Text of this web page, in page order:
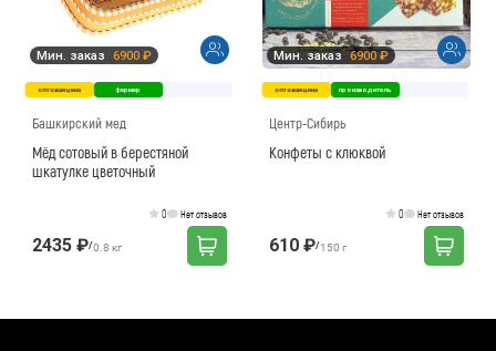
Мин. заказ 6900 ₽
оптовая цена фермер
Башкирский мед
Мёд сотовый в берестяной
шкатулке цветочный
0 Нет отзывов
2435 ₽/0.8 кг
Мин. заказ 6900 ₽
оптовая цена производитель
Центр-Сибирь
Конфеты с клюквой
0 Нет отзывов
610 ₽/150 г